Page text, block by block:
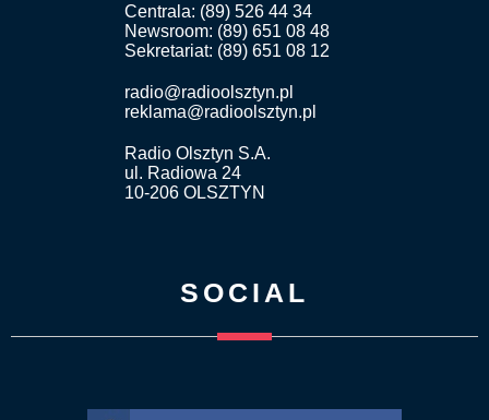
Centrala: (89) 526 44 34
Newsroom: (89) 651 08 48
Sekretariat: (89) 651 08 12
radio@radioolsztyn.pl
reklama@radioolsztyn.pl
Radio Olsztyn S.A.
ul. Radiowa 24
10-206 OLSZTYN
SOCIAL